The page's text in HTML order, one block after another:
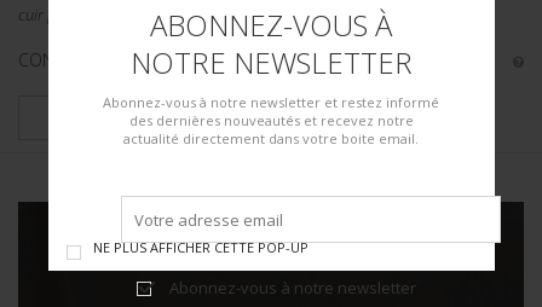
ABONNEZ-VOUS À
NOTRE NEWSLETTER
Abonnez-vous à notre newsletter et restez informé
des dernières nouveautés et recevez notre
actualité directement dans votre boite email.
Abonnez-vous à notre newsletter
NE PLUS AFFICHER CETTE POP-UP
cuir présente. A noter une certaine usure et patine...
CONDITION : II+
PLUS DE DÉTAILS